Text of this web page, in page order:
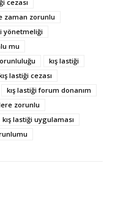
cezası
zaman zorunlu
yönetmeliği
mu
kış lastiği
lastiği cezası
kış lastiği forum donanım
zorunlu
kış lastiği uygulaması